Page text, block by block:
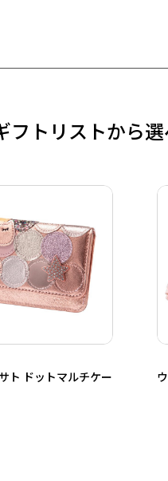
フトリストから
ト ドットマルチケー